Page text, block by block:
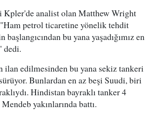
analist olan Matthew Wright
petrol ticaretine yönelik tehdit
başlangıcından bu yana yaşadığımız en
dedi.
ilan edilmesinden bu yana sekiz tankeri
Bunlardan en az beşi Suudi, biri
Hindistan bayraklı tanker 4
yakınlarında battı.